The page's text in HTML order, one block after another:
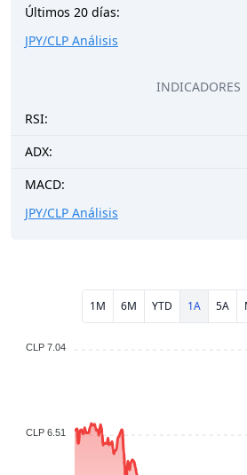
Últimos 20 días:
JPY/CLP Análisis
INDICADORES
RSI:
ADX:
MACD:
JPY/CLP Análisis
1M 6M 1A 5A
YTD
CLP 7.04
CLP 6.51